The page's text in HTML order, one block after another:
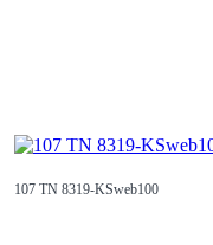
107 TN 8319-KSweb100